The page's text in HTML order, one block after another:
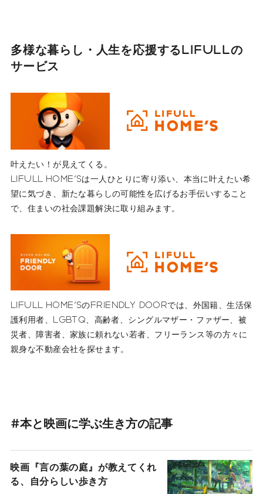
多様な暮らし・人生を応援するLIFULLの
サービス
叶えたい！が見えてくる。
LIFULL HOME'Sは一人ひとりに寄り添い、本当に叶えたい希
望に気づき、新たな暮らしの可能性を広げるお手伝いすること
で、住まいの社会課題解決に取り組みます。
LIFULL HOME'SのFRIENDLY DOORでは、外国籍、生活保
護利用者、LGBTQ、高齢者、シングルマザー・ファザー、被
災者、障害者、家族に頼れない若者、フリーランス等の方々に
親身な不動産会社を探せます。
#本と映画に学ぶ生き方の記事
映画『言の葉の庭』が教えてくれ
る、自分らしい歩き方